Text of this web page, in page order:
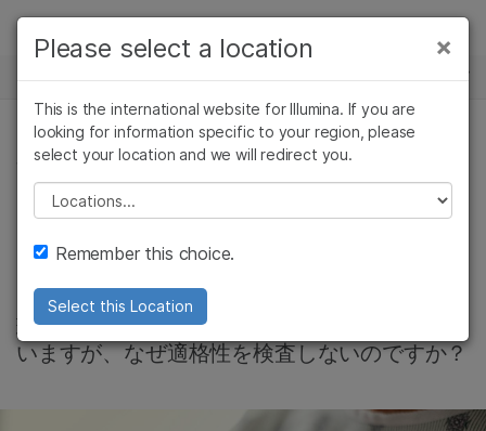
Skip to content
ソリューション
ラーニング
企業情報
サポート
お気に入りの分野を選択
ニュースセンター
腫瘍学, プレシジョンヘルス, 会社情報
がん患者の機会を逃
した
現在のガイドラインでは臨床試験が推奨されて
いますが、なぜ適格性を検査しないのですか？
×
Please select a location
This is the international website for Illumina. If you are
looking for information specific to your region, please
select your location and we will redirect you.
Please select a location
Remember this choice.
Select this Location
×
がん研究
微生物研究
農学研究
複雑な疾患
臨床オンコロジー
生殖医学
患研究